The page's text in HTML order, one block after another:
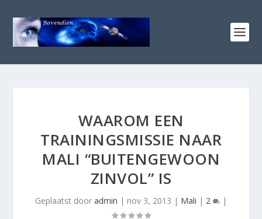
WAAROM EEN
TRAININGSMISSIE NAAR
MALI “BUITENGEWOON
ZINVOL” IS
Geplaatst door admin | nov 3, 2013 | Mali | 2 |